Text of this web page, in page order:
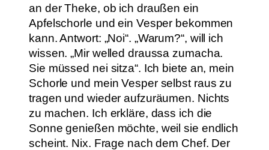
an der Theke, ob ich draußen ein
Apfelschorle und ein Vesper bekommen
kann. Antwort: „Noi“. „Warum?“, will ich
wissen. „Mir welled draussa zumacha.
Sie müssed nei sitza“. Ich biete an, mein
Schorle und mein Vesper selbst raus zu
tragen und wieder aufzuräumen. Nichts
zu machen. Ich erkläre, dass ich die
Sonne genießen möchte, weil sie endlich
scheint. Nix. Frage nach dem Chef. Der